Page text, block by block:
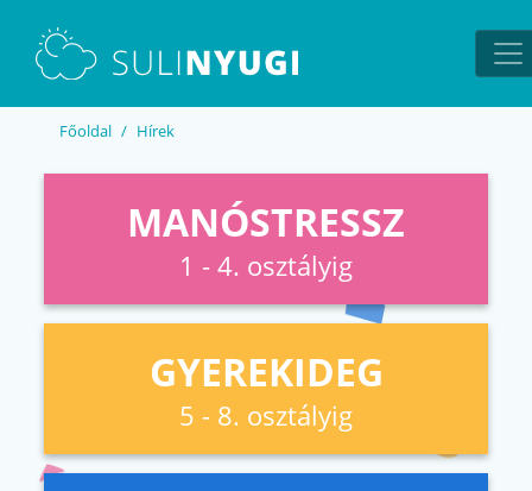
Főoldal Hírek
MANÓSTRESSZ
1 - 4. osztályig
GYEREKIDEG
5 - 8. osztályig